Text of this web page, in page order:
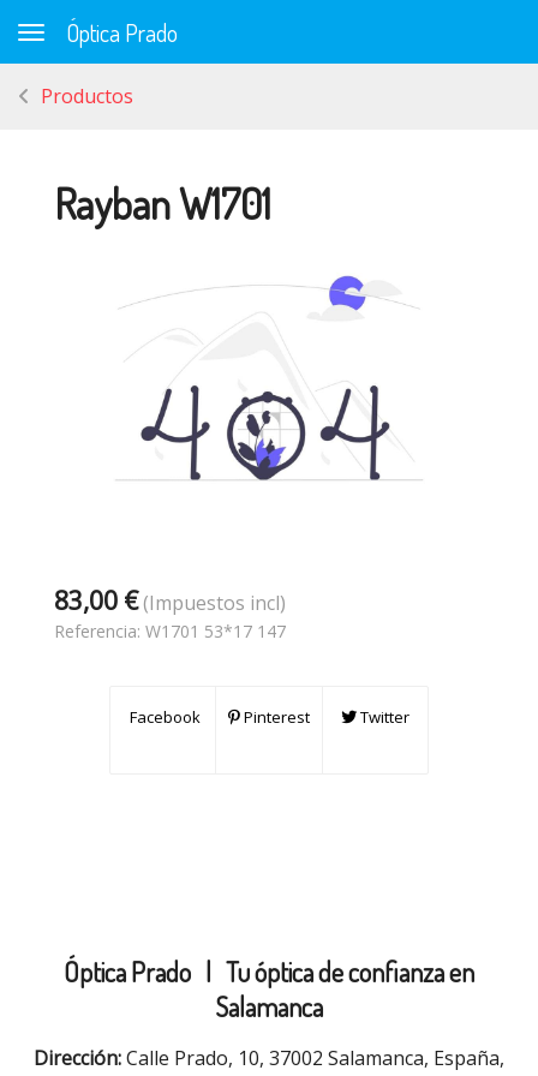
Toggle navigation
Óptica Prado
Productos
Rayban W1701
83,00 €(Impuestos incl)
Referencia: W1701 53*17 147
Facebook Pinterest Twitter
Óptica Prado | Tu óptica de confianza en
Salamanca
Dirección:Calle Prado, 10, 37002 Salamanca, España,